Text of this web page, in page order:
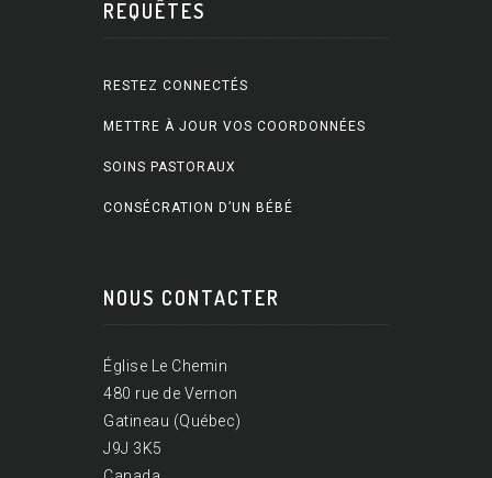
REQUÊTES
RESTEZ CONNECTÉS
METTRE À JOUR VOS COORDONNÉES
SOINS PASTORAUX
CONSÉCRATION D’UN BÉBÉ
NOUS CONTACTER
Église Le Chemin
480 rue de Vernon
Gatineau (Québec)
J9J 3K5